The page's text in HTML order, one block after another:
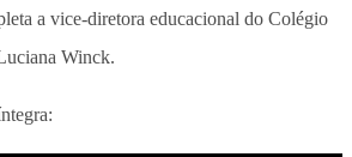
a vice-diretora educacional do Colégio
Winck.